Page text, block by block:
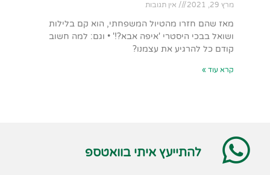
מרץ 29, 2021 אין תגובות
מאז שהם חזרו מהטיול המשפחתי, הוא קם בלילות
ושואל בבכי היסטרי 'איפה אבא?!' • וגם: למה חשוב
קודם כל להרגיע את עצמנו?
קרא עוד »
להתייעץ איתי בוואטספ